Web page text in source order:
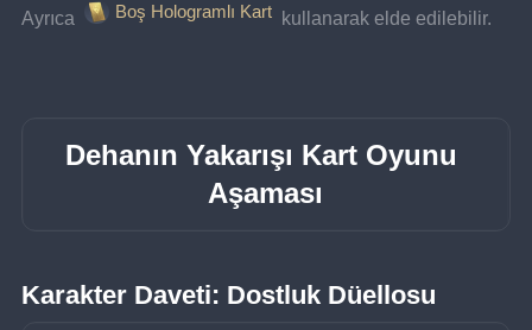
Ayrıca Boş Hologramlı Kart kullanarak elde edilebilir.
Dehanın Yakarışı Kart Oyunu
Aşaması
Karakter Daveti: Dostluk Düellosu